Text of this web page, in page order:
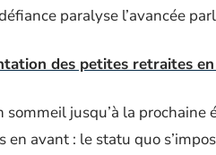
paralyse l’avancée
des petites retraites
jusqu’à la prochaine
en avant : le statu quo